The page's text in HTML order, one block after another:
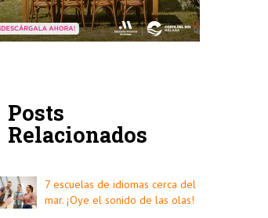
Posts
Relacionados
7 escuelas de idiomas cerca del
mar. ¡Oye el sonido de las olas!